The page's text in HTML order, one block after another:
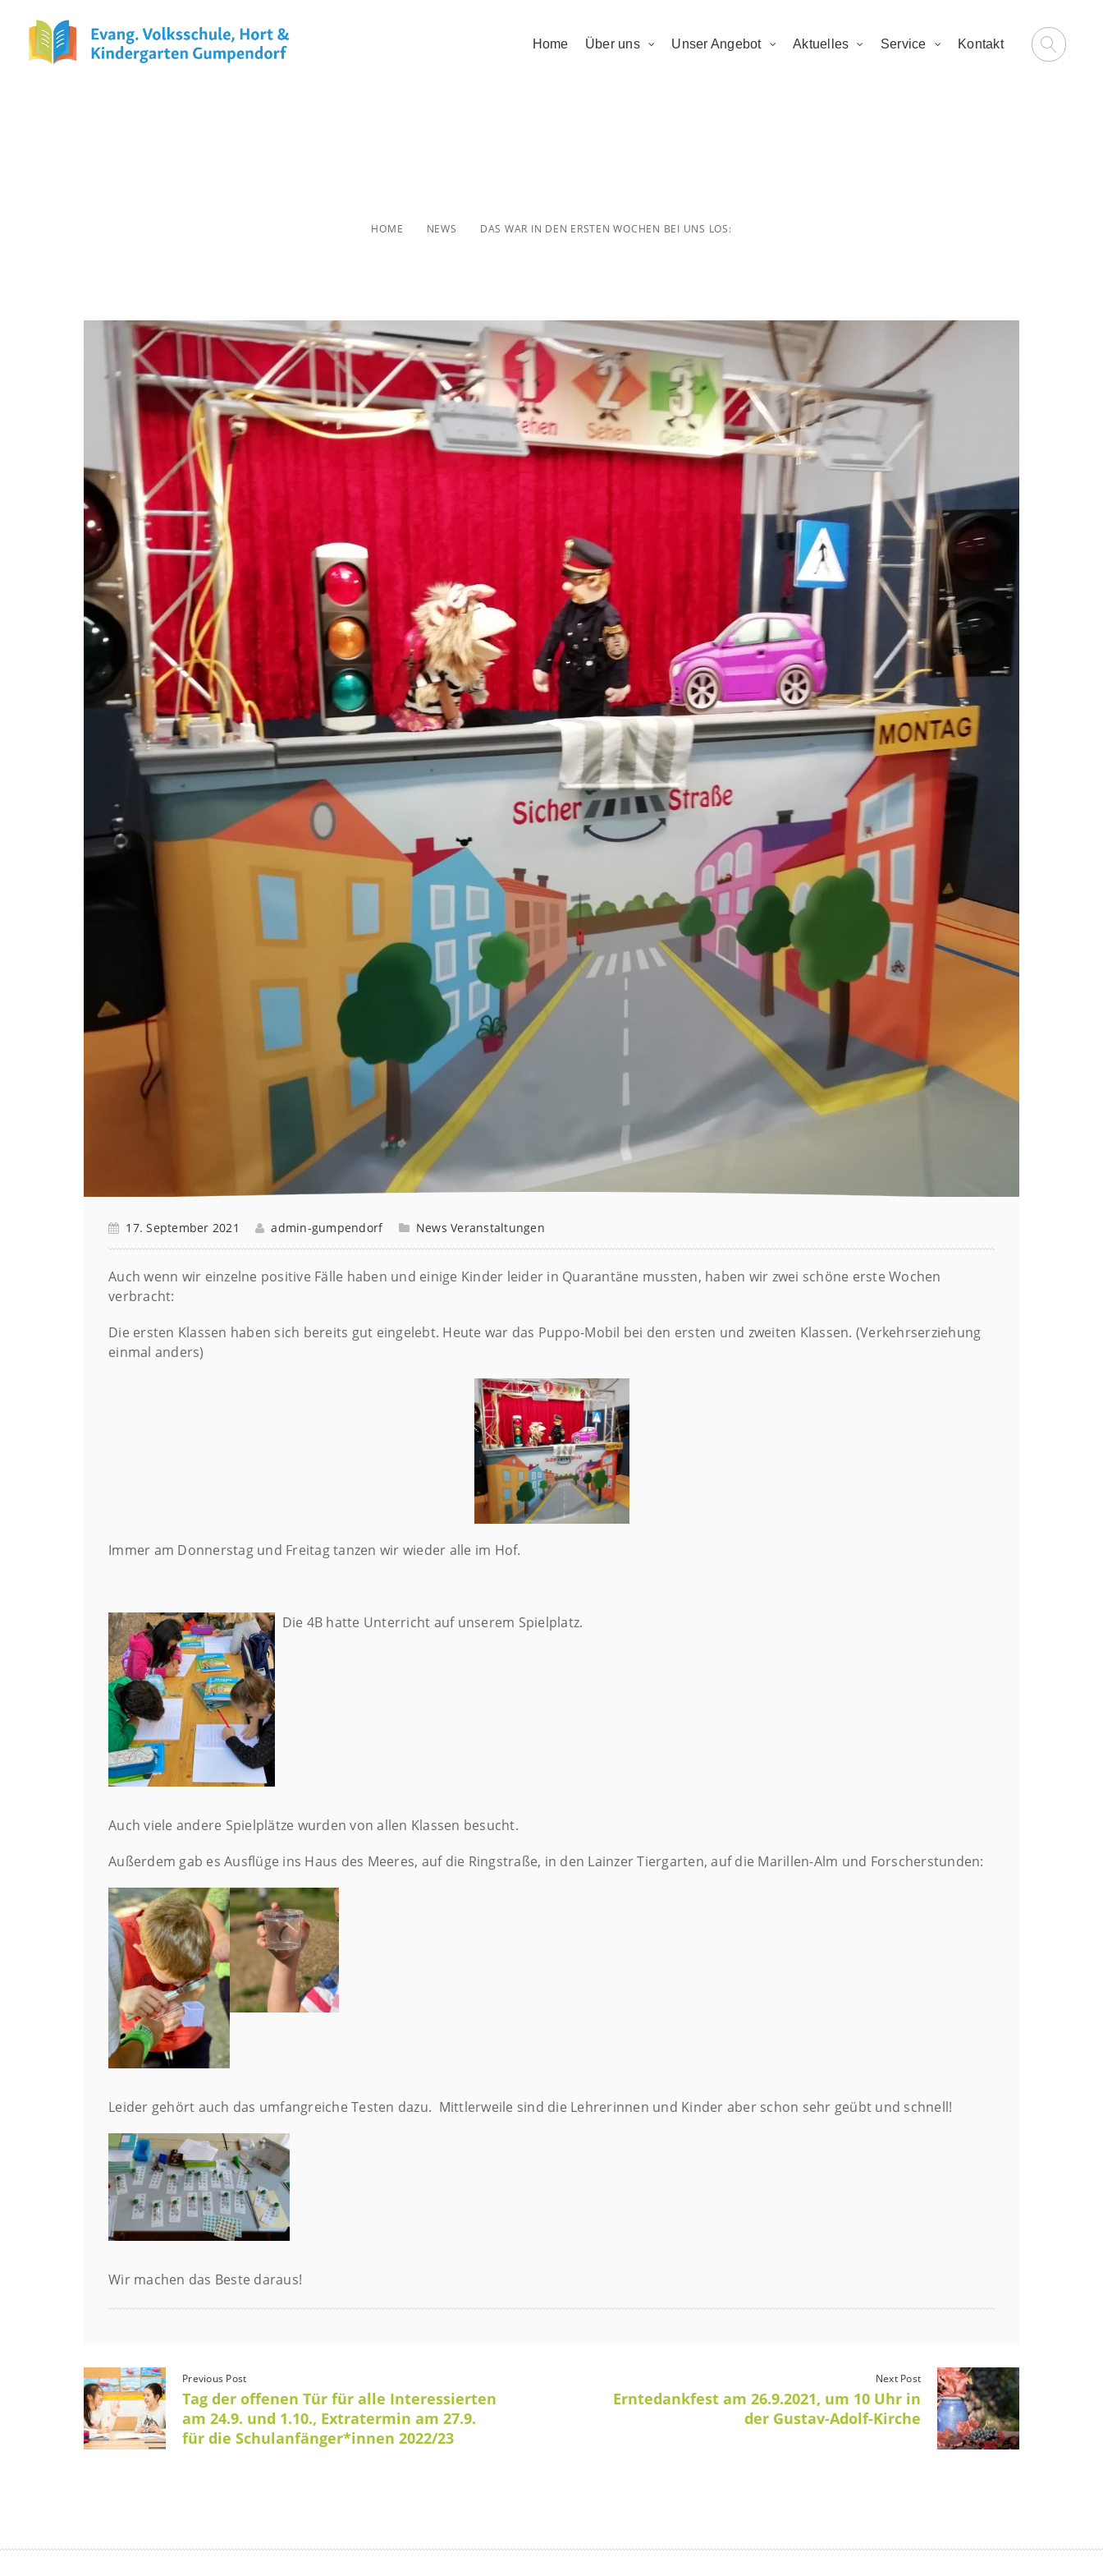
Home Über uns Unser Angebot Aktuelles Service Kontakt
HOME NEWS DAS WAR IN DEN ERSTEN WOCHEN BEI UNS LOS:
17. September 2021 admin-gumpendorf News Veranstaltungen
Auch wenn wir einzelne positive Fälle haben und einige Kinder leider in Quarantäne mussten, haben wir zwei schöne erste Wochen
verbracht:
Die ersten Klassen haben sich bereits gut eingelebt. Heute war das Puppo-Mobil bei den ersten und zweiten Klassen. (Verkehrserziehung
einmal anders)
Immer am Donnerstag und Freitag tanzen wir wieder alle im Hof.
Die 4B hatte Unterricht auf unserem Spielplatz.
Auch viele andere Spielplätze wurden von allen Klassen besucht.
Außerdem gab es Ausflüge ins Haus des Meeres, auf die Ringstraße, in den Lainzer Tiergarten, auf die Marillen-Alm und Forscherstunden:
Leider gehört auch das umfangreiche Testen dazu. Mittlerweile sind die Lehrerinnen und Kinder aber schon sehr geübt und schnell!
Wir machen das Beste daraus!
Previous Post
Tag der offenen Tür für alle Interessierten
am 24.9. und 1.10., Extratermin am 27.9.
für die Schulanfänger*innen 2022/23
Next Post
Erntedankfest am 26.9.2021, um 10 Uhr in
der Gustav-Adolf-Kirche